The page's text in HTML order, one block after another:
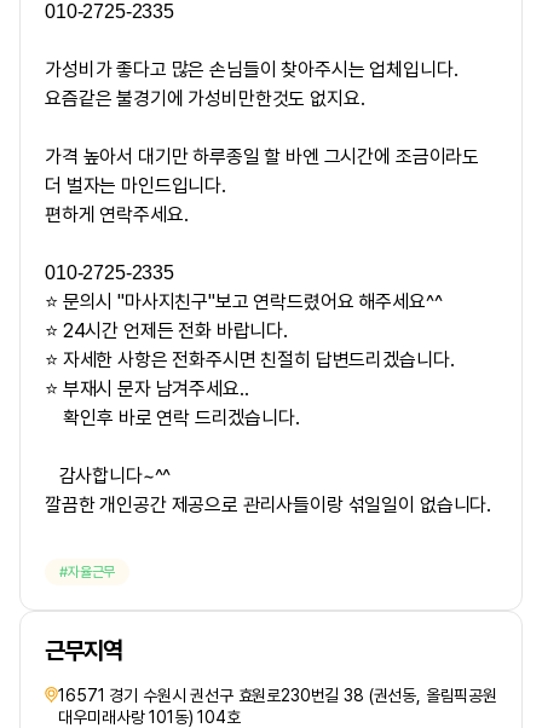
010-2725-2335
가성비가 좋다고 많은 손님들이 찾아주시는 업체입니다.
요즘같은 불경기에 가성비만한것도 없지요.
가격 높아서 대기만 하루종일 할 바엔 그시간에 조금이라도
더 벌자는 마인드입니다.
편하게 연락주세요.
010-2725-2335
⭐ 문의시 "마사지친구"보고 연락드렸어요 해주세요^^
⭐ 24시간 언제든 전화 바랍니다.
⭐ 자세한 사항은 전화주시면 친절히 답변드리겠습니다.
⭐ 부재시 문자 남겨주세요..
확인후 바로 연락 드리겠습니다.
감사합니다~^^
깔끔한 개인공간 제공으로 관리사들이랑 섞일일이 없습니다.
자율근무
근무지역
16571 경기 수원시 권선구 효원로230번길 38 (권선동, 올림픽공원
대우미래사랑 101동) 104호